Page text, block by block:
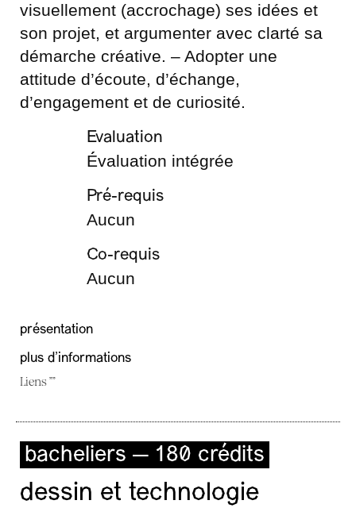
visuellement (accrochage) ses idées et
son projet, et argumenter avec clarté sa
démarche créative. – Adopter une
attitude d’écoute, d’échange,
d’engagement et de curiosité.
Evaluation
É́valuation intégrée
Pré-requis
Aucun
Co-requis
Aucun
présentation
plus d'informations
Liens ""
bacheliers — 180 crédits
dessin et technologie